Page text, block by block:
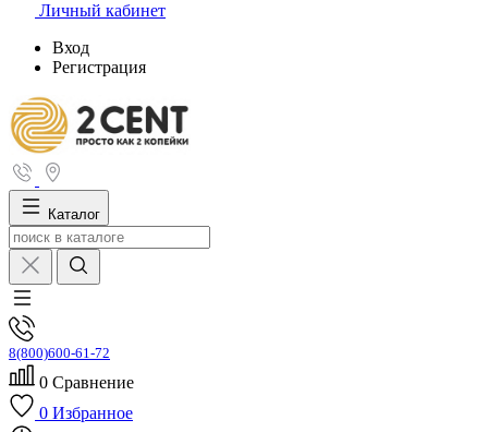
Личный кабинет
Вход
Регистрация
Каталог
8(800)600-61-72
0 Сравнение
0 Избранное